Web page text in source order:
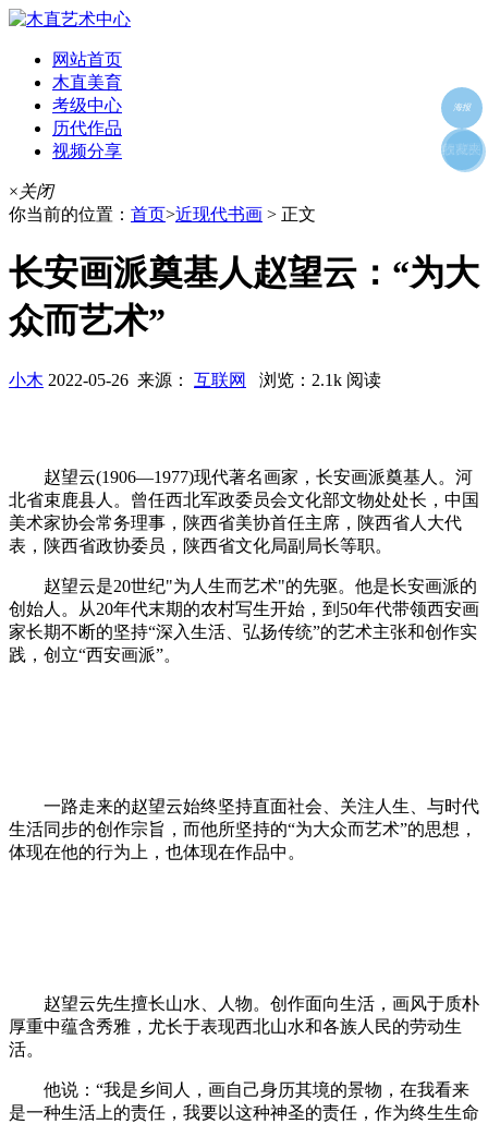
网站首页
木直美育
考级中心
历代作品
视频分享
×关闭
你当前的位置： 首页>近现代书画 > 正文
长安画派奠基人赵望云：“为大
众而艺术”
小木 2022-05-26 来源： 互联网 浏览：2.1k 阅读
赵望云(1906—1977)现代著名画家，长安画派奠基人。河
北省束鹿县人。曾任西北军政委员会文化部文物处处长，中国
美术家协会常务理事，陕西省美协首任主席，陕西省人大代
表，陕西省政协委员，陕西省文化局副局长等职。
赵望云是20世纪"为人生而艺术"的先驱。他是长安画派的
创始人。从20年代末期的农村写生开始，到50年代带领西安画
家长期不断的坚持“深入生活、弘扬传统”的艺术主张和创作实
践，创立“西安画派”。
一路走来的赵望云始终坚持直面社会、关注人生、与时代
生活同步的创作宗旨，而他所坚持的“为大众而艺术”的思想，
体现在他的行为上，也体现在作品中。
赵望云先生擅长山水、人物。创作面向生活，画风于质朴
厚重中蕴含秀雅，尤长于表现西北山水和各族人民的劳动生
活。
他说：“我是乡间人，画自己身历其境的景物，在我看来
是一种生活上的责任，我要以这种神圣的责任，作为终生生命
海报
好友
朋友圈
收藏夹